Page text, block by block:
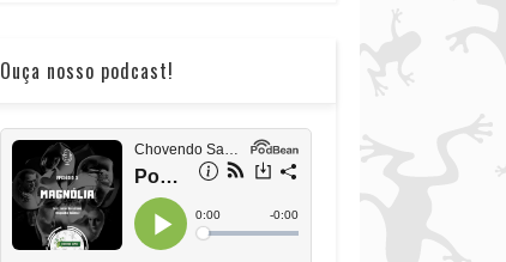
Ouça nosso podcast!